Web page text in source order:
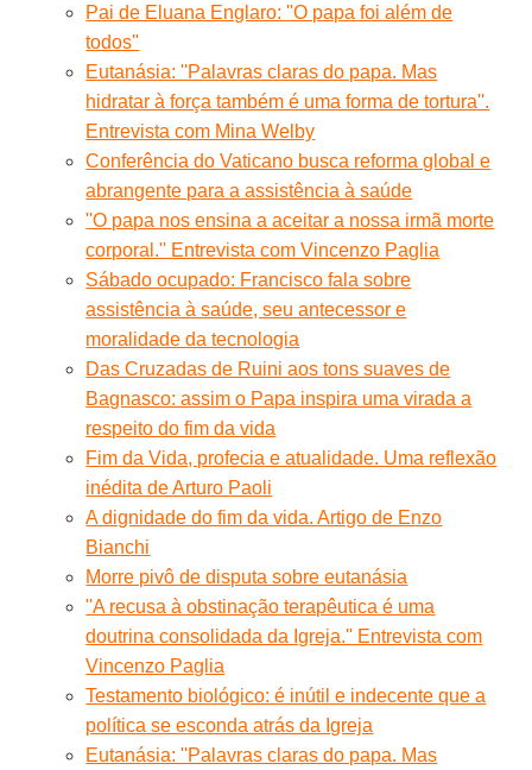
Pai de Eluana Englaro: ''O papa foi além de
todos''
Eutanásia: ''Palavras claras do papa. Mas
hidratar à força também é uma forma de tortura''.
Entrevista com Mina Welby
Conferência do Vaticano busca reforma global e
abrangente para a assistência à saúde
''O papa nos ensina a aceitar a nossa irmã morte
corporal.'' Entrevista com Vincenzo Paglia
Sábado ocupado: Francisco fala sobre
assistência à saúde, seu antecessor e
moralidade da tecnologia
Das Cruzadas de Ruini aos tons suaves de
Bagnasco: assim o Papa inspira uma virada a
respeito do fim da vida
Fim da Vida, profecia e atualidade. Uma reflexão
inédita de Arturo Paoli
A dignidade do fim da vida. Artigo de Enzo
Bianchi
Morre pivô de disputa sobre eutanásia
''A recusa à obstinação terapêutica é uma
doutrina consolidada da Igreja.'' Entrevista com
Vincenzo Paglia
Testamento biológico: é inútil e indecente que a
política se esconda atrás da Igreja
Eutanásia: ''Palavras claras do papa. Mas